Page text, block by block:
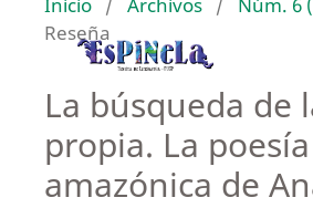
Reseña
La búsqueda de
propia. La poesía
amazónica de